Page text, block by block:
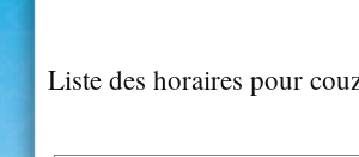
Liste des horaires pour